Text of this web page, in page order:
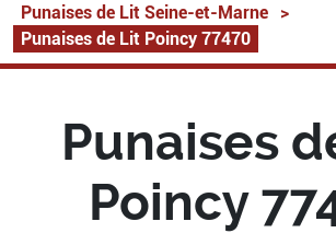
Punaises de Lit Seine-et-Marne
>
Punaises de Lit Poincy 77470
Punaises
Poincy